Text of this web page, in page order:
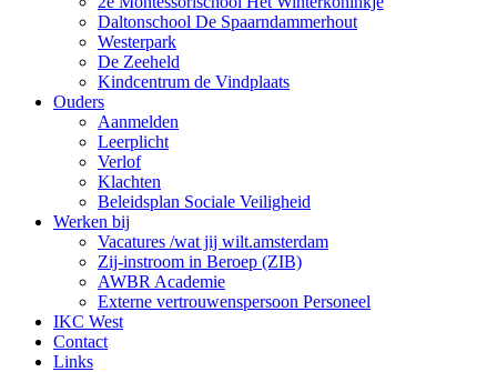
Daltonschool De Spaarndammerhout
Westerpark
De Zeeheld
Kindcentrum de Vindplaats
Ouders
Aanmelden
Leerplicht
Verlof
Klachten
Beleidsplan Sociale Veiligheid
Werken bij
Vacatures /wat jij wilt.amsterdam
Zij-instroom in Beroep (ZIB)
AWBR Academie
Externe vertrouwenspersoon Personeel
IKC West
Contact
Links